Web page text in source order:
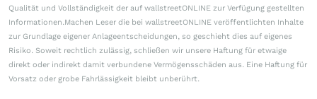
Qualität und Vollständigkeit der auf wallstreetONLINE zur Verfügung gestellten
Informationen.Machen Leser die bei wallstreetONLINE veröffentlichten Inhalte
zur Grundlage eigener Anlageentscheidungen, so geschieht dies auf eigenes
Risiko. Soweit rechtlich zulässig, schließen wir unsere Haftung für etwaige
direkt oder indirekt damit verbundene Vermögensschäden aus. Eine Haftung für
Vorsatz oder grobe Fahrlässigkeit bleibt unberührt.